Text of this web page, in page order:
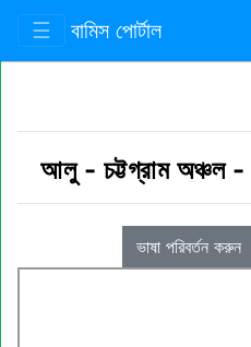
☰ বামিস পোর্টাল
আলু - চট্টগ্রাম অঞ্চল-
ভাষা পরিবর্তন করুন